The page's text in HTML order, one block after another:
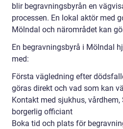
blir begravningsbyrån en
processen. En lokal aktör med
Mölndal och närområdet kan
En begravningsbyrå i Mölndal
med:
Första vägledning efter
göras direkt och vad som kan
Kontakt med sjukhus,
borgerlig officiant
Boka tid och plats för